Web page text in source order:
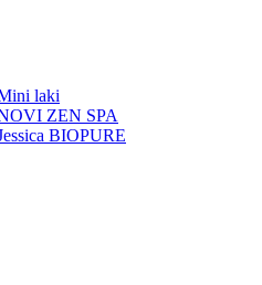
laki
ZEN SPA
BIOPURE